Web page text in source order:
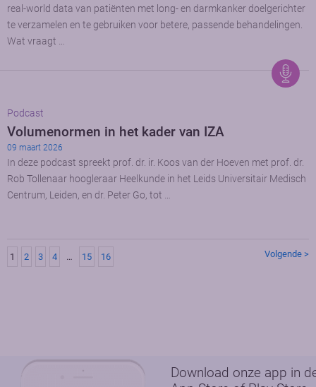
real-world data van patiënten met long- en darmkanker doelgerichter
te verzamelen en te gebruiken voor betere, passende behandelingen.
Wat vraagt …
Podcast
Volumenormen in het kader van IZA
09 maart 2026
In deze podcast spreekt prof. dr. ir. Koos van der Hoeven met prof. dr.
Rob Tollenaar hoogleraar Heelkunde in het Leids Universitair Medisch
Centrum, Leiden, en dr. Peter Go, tot …
1 2 3 4 … 15 16 Volgende >
Download onze app in